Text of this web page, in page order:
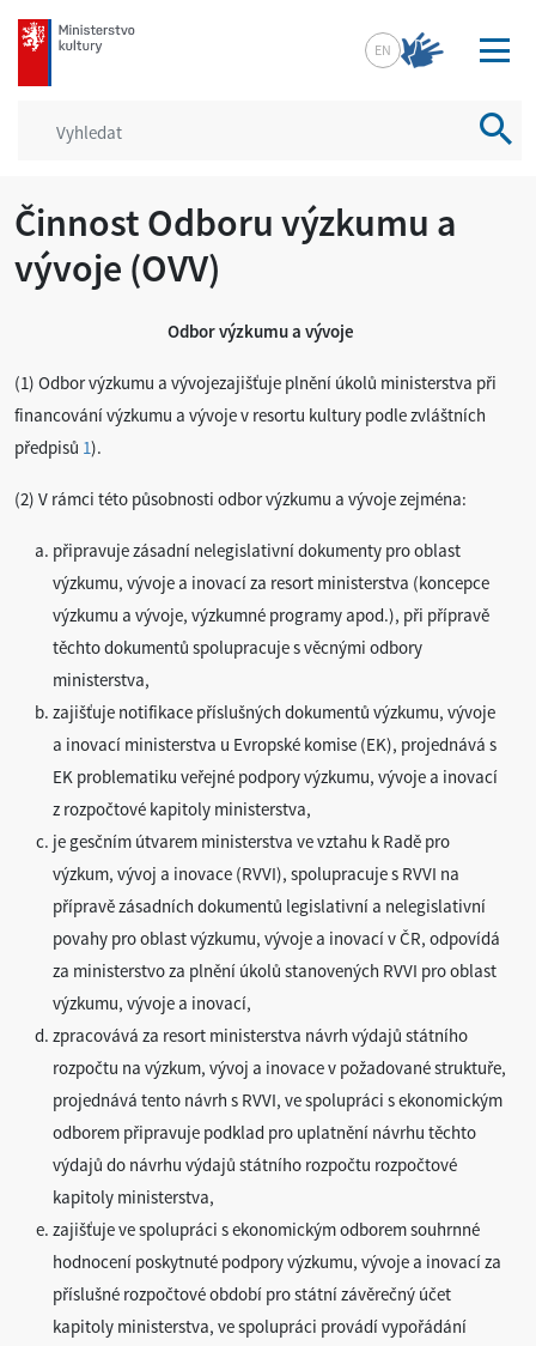
mkcr.cz
EN
Činnost Odboru výzkumu a
vývoje (OVV)
Odbor výzkumu a vývoje
(1) Odbor výzkumu a vývojezajišťuje plnění úkolů ministerstva při
financování výzkumu a vývoje v resortu kultury podle zvláštních
předpisů 1).
(2) V rámci této působnosti odbor výzkumu a vývoje zejména:
připravuje zásadní nelegislativní dokumenty pro oblast
výzkumu, vývoje a inovací za resort ministerstva (koncepce
výzkumu a vývoje, výzkumné programy apod.), při přípravě
těchto dokumentů spolupracuje s věcnými odbory
ministerstva,
zajišťuje notifikace příslušných dokumentů výzkumu, vývoje
a inovací ministerstva u Evropské komise (EK), projednává s
EK problematiku veřejné podpory výzkumu, vývoje a inovací
z rozpočtové kapitoly ministerstva,
je gesčním útvarem ministerstva ve vztahu k Radě pro
výzkum, vývoj a inovace (RVVI), spolupracuje s RVVI na
přípravě zásadních dokumentů legislativní a nelegislativní
povahy pro oblast výzkumu, vývoje a inovací v ČR, odpovídá
za ministerstvo za plnění úkolů stanovených RVVI pro oblast
výzkumu, vývoje a inovací,
zpracovává za resort ministerstva návrh výdajů státního
rozpočtu na výzkum, vývoj a inovace v požadované struktuře,
projednává tento návrh s RVVI, ve spolupráci s ekonomickým
odborem připravuje podklad pro uplatnění návrhu těchto
výdajů do návrhu výdajů státního rozpočtu rozpočtové
kapitoly ministerstva,
zajišťuje ve spolupráci s ekonomickým odborem souhrnné
hodnocení poskytnuté podpory výzkumu, vývoje a inovací za
příslušné rozpočtové období pro státní závěrečný účet
kapitoly ministerstva, ve spolupráci provádí vypořádání